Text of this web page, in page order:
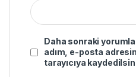
Daha sonraki
adım, e-posta
tarayıcıya